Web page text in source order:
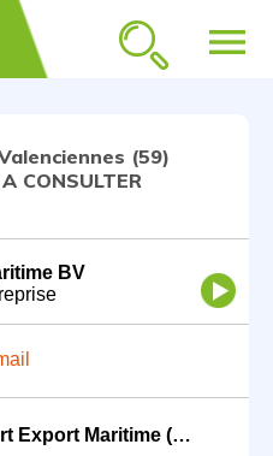
menu
(59)
CONSULTER
BV
Agent(e) de Transit Import Export Maritime (H/F)